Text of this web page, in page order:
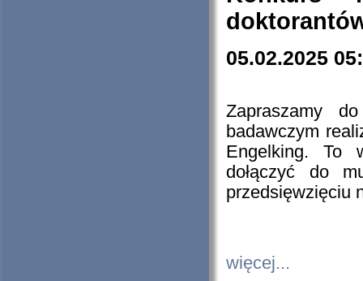
05.02.2025
Zapraszamy
badawczym
Engelking. To
dołączyć do
przedsięwzięciu
więcej...